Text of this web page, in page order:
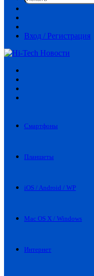
статья
Вход / Регистрация
Смартфоны
Планшеты
iOS / Android / WP
Mac OS X / Windows
Интернет